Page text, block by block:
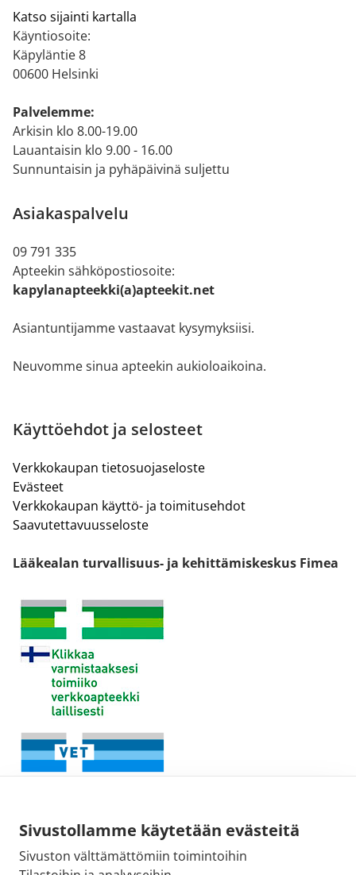
Sivustollamme käytetään evästeitä
Sivuston välttämättömiin toimintoihin
Katso sijainti kartalla
Käyntiosoite:
Käpyläntie 8
00600 Helsinki
Palvelemme:
Arkisin klo 8.00-19.00
Lauantaisin klo 9.00 - 16.00
Sunnuntaisin ja pyhäpäivinä suljettu
Asiakaspalvelu
09 791 335
Apteekin sähköpostiosoite:
kapylanapteekki(a)apteekit.net
Asiantuntijamme vastaavat kysymyksiisi.
Neuvomme sinua apteekin aukioloaikoina.
Käyttöehdot ja selosteet
Verkkokaupan tietosuojaseloste
Evästeet
Verkkokaupan käyttö- ja toimitusehdot
Saavutettavuusseloste
Lääkealan turvallisuus- ja kehittämiskeskus Fimea